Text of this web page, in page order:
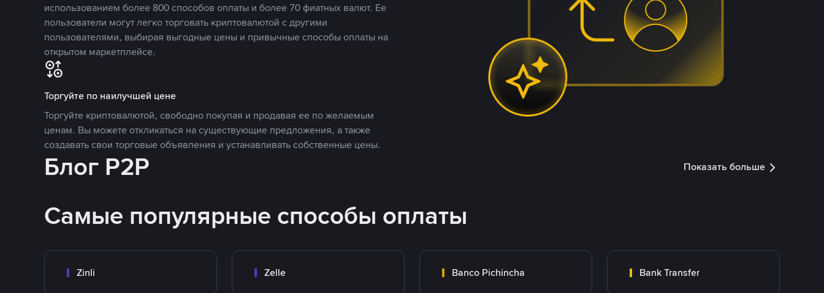
использованием более 800 способов оплаты и более 70 фиатных валют. Ее
пользователи могут легко торговать криптовалютой с другими
пользователями, выбирая выгодные цены и привычные способы оплаты на
открытом маркетплейсе.
Торгуйте по наилучшей цене
Торгуйте криптовалютой, свободно покупая и продавая ее по желаемым
ценам. Вы можете откликаться на существующие предложения, а также
создавать свои торговые объявления и устанавливать собственные цены.
Блог P2P Показать больше
Самые популярные способы оплаты
Zinli Zelle Banco Pichincha Bank Transfer